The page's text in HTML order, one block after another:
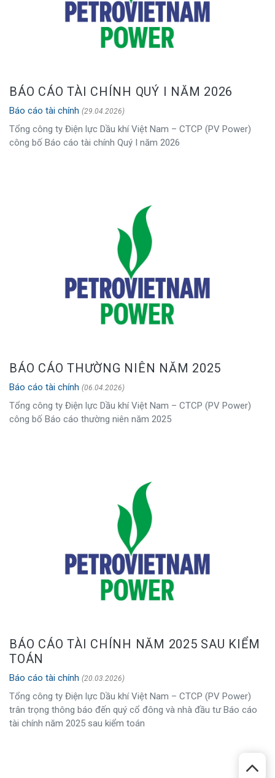
BÁO CÁO TÀI CHÍNH QUÝ I NĂM 2026
Báo cáo tài chính (29.04.2026)
Tổng công ty Điện lực Dầu khí Việt Nam – CTCP (PV Power)
công bố Báo cáo tài chính Quý I năm 2026
BÁO CÁO THƯỜNG NIÊN NĂM 2025
Báo cáo tài chính (06.04.2026)
Tổng công ty Điện lực Dầu khí Việt Nam – CTCP (PV Power)
công bố Báo cáo thường niên năm 2025
BÁO CÁO TÀI CHÍNH NĂM 2025 SAU KIỂM
TOÁN
Báo cáo tài chính (20.03.2026)
Tổng công ty Điện lực Dầu khí Việt Nam – CTCP (PV Power)
trân trọng thông báo đến quý cổ đông và nhà đầu tư Báo cáo
tài chính năm 2025 sau kiểm toán